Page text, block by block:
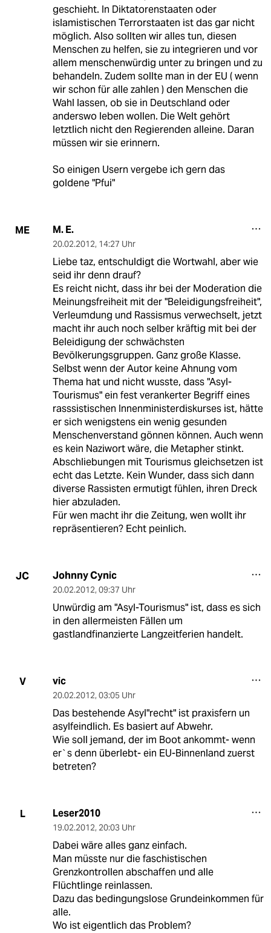
geschieht. In Diktatorenstaaten oder
islamistischen Terrorstaaten ist das gar nicht
möglich. Also sollten wir alles tun, diesen
Menschen zu helfen, sie zu integrieren und vor
allem menschenwürdig unter zu bringen und zu
behandeln. Zudem sollte man in der EU ( wenn
wir schon für alle zahlen ) den Menschen die
Wahl lassen, ob sie in Deutschland oder
anderswo leben wollen. Die Welt gehört
letztlich nicht den Regierenden alleine. Daran
müssen wir sie erinnern.
So einigen Usern vergebe ich gern das
goldene "Pfui"
ME M. E.
20.02.2012, 14:27 Uhr
Liebe taz, entschuldigt die Wortwahl, aber wie
seid ihr denn drauf?
Es reicht nicht, dass ihr bei der Moderation die
Meinungsfreiheit mit der "Beleidigungsfreiheit",
Verleumdung und Rassismus verwechselt, jetzt
macht ihr auch noch selber kräftig mit bei der
Beleidigung der schwächsten
Bevölkerungsgruppen. Ganz große Klasse.
Selbst wenn der Autor keine Ahnung vom
Thema hat und nicht wusste, dass "Asyl-
Tourismus" ein fest verankerter Begriff eines
rasssistischen Innenministerdiskurses ist, hätte
er sich wenigstens ein wenig gesunden
Menschenverstand gönnen können. Auch wenn
es kein Naziwort wäre, die Metapher stinkt.
Abschliebungen mit Tourismus gleichsetzen ist
echt das Letzte. Kein Wunder, dass sich dann
diverse Rassisten ermutigt fühlen, ihren Dreck
hier abzuladen.
Für wen macht ihr die Zeitung, wen wollt ihr
repräsentieren? Echt peinlich.
JC Johnny Cynic
20.02.2012, 09:37 Uhr
Unwürdig am "Asyl-Tourismus" ist, dass es sich
in den allermeisten Fällen um
gastlandfinanzierte Langzeitferien handelt.
V vic
20.02.2012, 03:05 Uhr
Das bestehende Asyl"recht" ist praxisfern un
asylfeindlich. Es basiert auf Abwehr.
Wie soll jemand, der im Boot ankommt- wenn
er`s denn überlebt- ein EU-Binnenland zuerst
betreten?
L Leser2010
19.02.2012, 20:03 Uhr
Dabei wäre alles ganz einfach.
Man müsste nur die faschistischen
Grenzkontrollen abschaffen und alle
Flüchtlinge reinlassen.
Dazu das bedingungslose Grundeinkommen für
alle.
Wo ist eigentlich das Problem?